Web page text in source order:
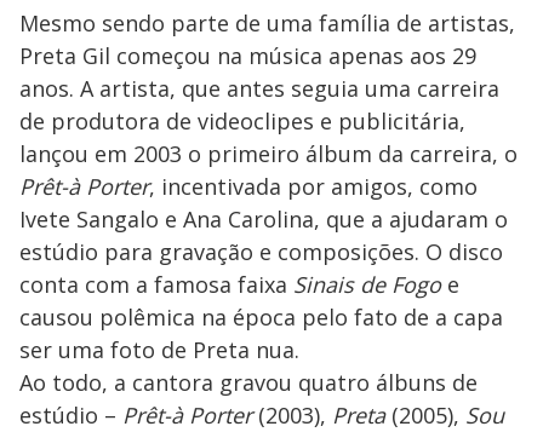
Mesmo sendo parte de uma família de artistas,
Preta Gil começou na música apenas aos 29
anos. A artista, que antes seguia uma carreira
de produtora de videoclipes e publicitária,
lançou em 2003 o primeiro álbum da carreira, o
Prêt-à Porter, incentivada por amigos, como
Ivete Sangalo e Ana Carolina, que a ajudaram o
estúdio para gravação e composições. O disco
conta com a famosa faixa Sinais de Fogoe
causou polêmica na época pelo fato de a capa
ser uma foto de Preta nua.
Ao todo, a cantora gravou quatro álbuns de
estúdio – Prêt-à Porter(2003), Preta (2005), Sou